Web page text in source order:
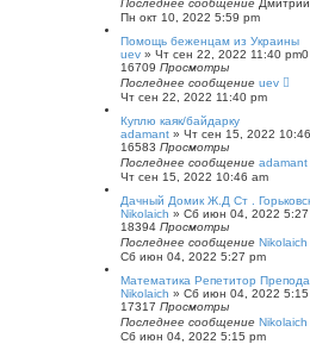
Пн окт 10, 2022 5:59 pm
Помощь беженцам из Украины
uev » Чт сен 22, 2022 11:40 pm0
16709 Просмотры
Последнее сообщение uev
Чт сен 22, 2022 11:40 pm
Куплю каяк/байдарку
adamant » Чт сен 15, 2022
16583 Просмотры
Последнее сообщение adamant
Чт сен 15, 2022 10:46 am
Дачный Домик Ж.Д Ст .
Nikolaich » Сб июн 04, 2022 5:27
18394 Просмотры
Последнее сообщение Nikolaich
Сб июн 04, 2022 5:27 pm
Математика Репетитор
Nikolaich » Сб июн 04, 2022 5:15
17317 Просмотры
Последнее сообщение Nikolaich
Сб июн 04, 2022 5:15 pm